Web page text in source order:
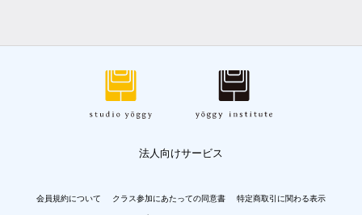
法人向けサービス
会員規約について クラス参加にあたっての同意書 特定商取引に関わる表示